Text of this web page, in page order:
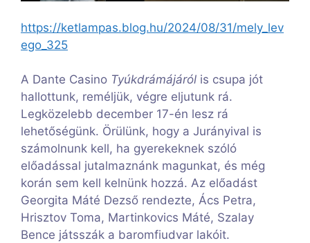
https://ketlampas.blog.hu/2024/08/31/mely_lev
ego_325
A Dante Casino Tyúkdrámájáról is csupa jót
hallottunk, reméljük, végre eljutunk rá.
Legközelebb december 17-én lesz rá
lehetőségünk. Örülünk, hogy a Jurányival is
számolnunk kell, ha gyerekeknek szóló
előadással jutalmaznánk magunkat, és még
korán sem kell kelnünk hozzá. Az előadást
Georgita Máté Dezső rendezte, Ács Petra,
Hrisztov Toma, Martinkovics Máté, Szalay
Bence játsszák a baromfiudvar lakóit.